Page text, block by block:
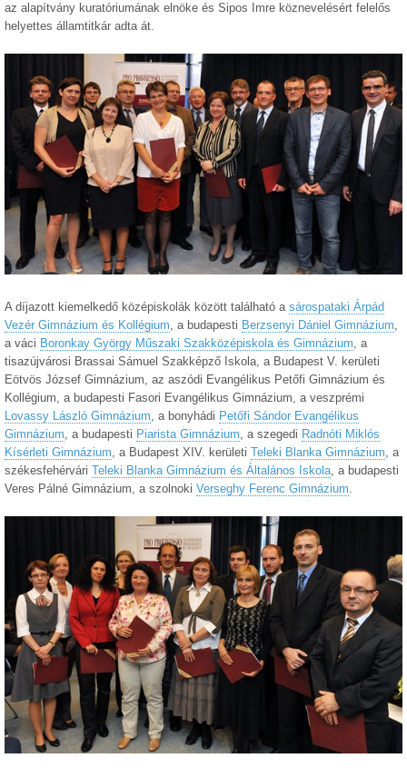
az alapítvány kuratóriumának elnöke és Sipos Imre köznevelésért felelős
helyettes államtitkár adta át.
A díjazott kiemelkedő középiskolák között található a sárospataki Árpád
Vezér Gimnázium és Kollégium , a budapesti Berzsenyi Dániel Gimnázium
a váci Boronkay György Műszaki Szakközépiskola és Gimnázium , a
tisazújvárosi Brassai Sámuel Szakképző Iskola, a Budapest V. kerületi
Eötvös József Gimnázium, az aszódi Evangélikus Petőfi Gimnázium és
Kollégium, a budapesti Fasori Evangélikus Gimnázium, a veszprémi
Lovassy László Gimnázium , a bonyhádi Petőfi Sándor Evangélikus
Gimnázium , a budapesti Piarista Gimnázium , a szegedi Radnóti Miklós
Kísérleti Gimnázium , a Budapest XIV. kerületi Teleki Blanka Gimnázium , a
székesfehérvári Teleki Blanka Gimnázium és Általános Iskola , a budapesti
Veres Pálné Gimnázium, a szolnoki Verseghy Ferenc Gimnázium